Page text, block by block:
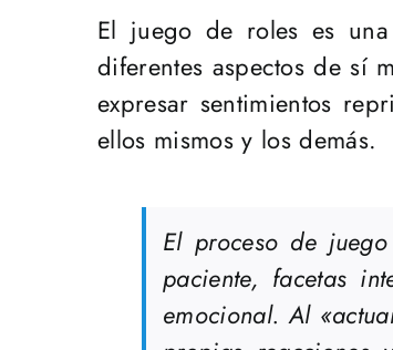
El juego de roles es
diferentes aspectos de sí
expresar sentimientos
ellos mismos y los demás.
El proceso de
paciente, facetas
emocional. Al